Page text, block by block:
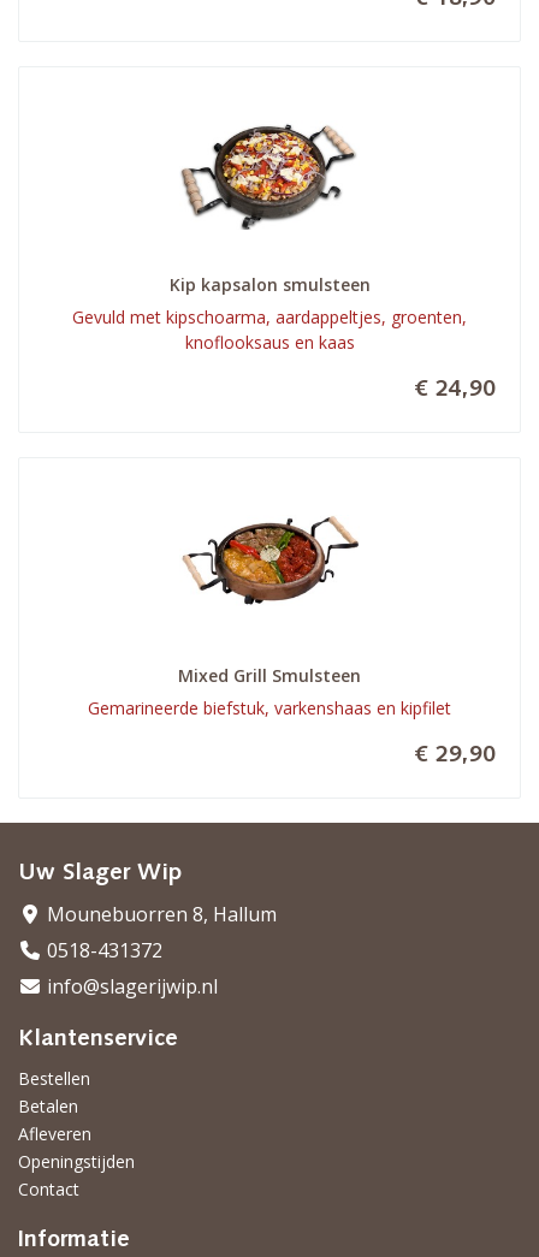
Kip kapsalon smulsteen
Gevuld met kipschoarma, aardappeltjes, groenten,
knoflooksaus en kaas
€ 24,90
Mixed Grill Smulsteen
Gemarineerde biefstuk, varkenshaas en kipfilet
€ 29,90
Uw Slager Wip
Mounebuorren 8, Hallum
0518-431372
info@slagerijwip.nl
Klantenservice
Bestellen
Betalen
Afleveren
Openingstijden
Contact
Informatie